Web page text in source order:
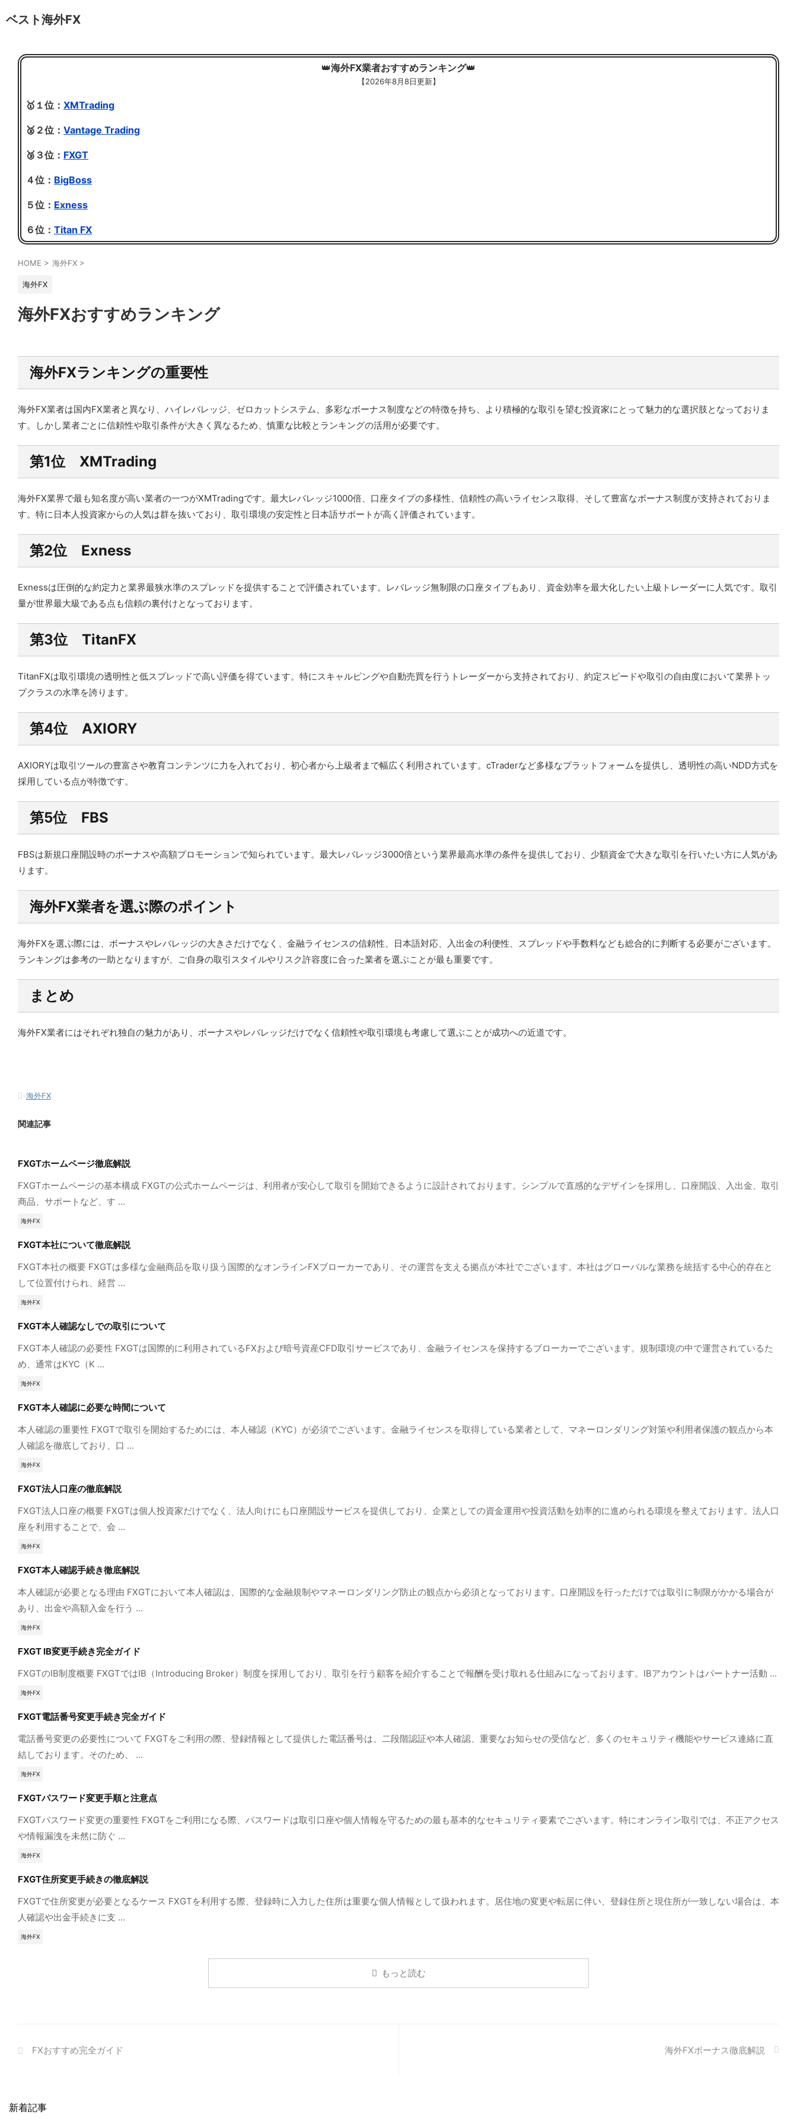
ベスト海外FX
👑海外FX業者おすすめランキング👑
【2026年8月8日更新】
🥇１位： XMTrading
🥈２位： Vantage Trading
🥉３位： FXGT
４位： BigBoss
５位： Exness
６位： Titan FX
HOME > 海外FX >
海外FX
海外FXおすすめランキング
海外FXランキングの重要性
海外FX業者は国内FX業者と異なり、ハイレバレッジ、ゼロカットシステム、多彩なボーナス制度などの特徴を持ち、より積極的な取引を望む投資家にとって魅力的な選択肢となっておりま
す。しかし業者ごとに信頼性や取引条件が大きく異なるため、慎重な比較とランキングの活用が必要です。
第1位 XMTrading
海外FX業界で最も知名度が高い業者の一つがXMTradingです。最大レバレッジ1000倍、口座タイプの多様性、信頼性の高いライセンス取得、そして豊富なボーナス制度が支持されておりま
す。特に日本人投資家からの人気は群を抜いており、取引環境の安定性と日本語サポートが高く評価されています。
第2位 Exness
Exnessは圧倒的な約定力と業界最狭水準のスプレッドを提供することで評価されています。レバレッジ無制限の口座タイプもあり、資金効率を最大化したい上級トレーダーに人気です。取引
量が世界最大級である点も信頼の裏付けとなっております。
第3位 TitanFX
TitanFXは取引環境の透明性と低スプレッドで高い評価を得ています。特にスキャルピングや自動売買を行うトレーダーから支持されており、約定スピードや取引の自由度において業界トッ
プクラスの水準を誇ります。
第4位 AXIORY
AXIORYは取引ツールの豊富さや教育コンテンツに力を入れており、初心者から上級者まで幅広く利用されています。cTraderなど多様なプラットフォームを提供し、透明性の高いNDD方式を
採用している点が特徴です。
第5位 FBS
FBSは新規口座開設時のボーナスや高額プロモーションで知られています。最大レバレッジ3000倍という業界最高水準の条件を提供しており、少額資金で大きな取引を行いたい方に人気があ
ります。
海外FX業者を選ぶ際のポイント
海外FXを選ぶ際には、ボーナスやレバレッジの大きさだけでなく、金融ライセンスの信頼性、日本語対応、入出金の利便性、スプレッドや手数料なども総合的に判断する必要がございます。
ランキングは参考の一助となりますが、ご自身の取引スタイルやリスク許容度に合った業者を選ぶことが最も重要です。
まとめ
海外FX業者にはそれぞれ独自の魅力があり、ボーナスやレバレッジだけでなく信頼性や取引環境も考慮して選ぶことが成功への近道です。
-海外FX
関連記事
FXGTホームページ徹底解説
FXGTホームページの基本構成 FXGTの公式ホームページは、利用者が安心して取引を開始できるように設計されております。シンプルで直感的なデザインを採用し、口座開設、入出金、取引
商品、サポートなど、す ...
海外FX
FXGT本社について徹底解説
FXGT本社の概要 FXGTは多様な金融商品を取り扱う国際的なオンラインFXブローカーであり、その運営を支える拠点が本社でございます。本社はグローバルな業務を統括する中心的存在と
して位置付けられ、経営 ...
海外FX
FXGT本人確認なしでの取引について
FXGT本人確認の必要性 FXGTは国際的に利用されているFXおよび暗号資産CFD取引サービスであり、金融ライセンスを保持するブローカーでございます。規制環境の中で運営されているた
め、通常はKYC（K ...
海外FX
FXGT本人確認に必要な時間について
本人確認の重要性 FXGTで取引を開始するためには、本人確認（KYC）が必須でございます。金融ライセンスを取得している業者として、マネーロンダリング対策や利用者保護の観点から本
人確認を徹底しており、口 ...
海外FX
FXGT法人口座の徹底解説
FXGT法人口座の概要 FXGTは個人投資家だけでなく、法人向けにも口座開設サービスを提供しており、企業としての資金運用や投資活動を効率的に進められる環境を整えております。法人口
座を利用することで、会 ...
海外FX
FXGT本人確認手続き徹底解説
本人確認が必要となる理由 FXGTにおいて本人確認は、国際的な金融規制やマネーロンダリング防止の観点から必須となっております。口座開設を行っただけでは取引に制限がかかる場合が
あり、出金や高額入金を行う ...
海外FX
FXGT IB変更手続き完全ガイド
FXGTのIB制度概要 FXGTではIB（Introducing Broker）制度を採用しており、取引を行う顧客を紹介することで報酬を受け取れる仕組みになっております。IBアカウントはパートナー活動 ...
海外FX
FXGT電話番号変更手続き完全ガイド
電話番号変更の必要性について FXGTをご利用の際、登録情報として提供した電話番号は、二段階認証や本人確認、重要なお知らせの受信など、多くのセキュリティ機能やサービス連絡に直
結しております。そのため、 ...
海外FX
FXGTパスワード変更手順と注意点
FXGTパスワード変更の重要性 FXGTをご利用になる際、パスワードは取引口座や個人情報を守るための最も基本的なセキュリティ要素でございます。特にオンライン取引では、不正アクセス
や情報漏洩を未然に防ぐ ...
海外FX
FXGT住所変更手続きの徹底解説
FXGTで住所変更が必要となるケース FXGTを利用する際、登録時に入力した住所は重要な個人情報として扱われます。居住地の変更や転居に伴い、登録住所と現住所が一致しない場合は、本
人確認や出金手続きに支 ...
海外FX
もっと読む
FXおすすめ完全ガイド 海外FXボーナス徹底解説
新着記事